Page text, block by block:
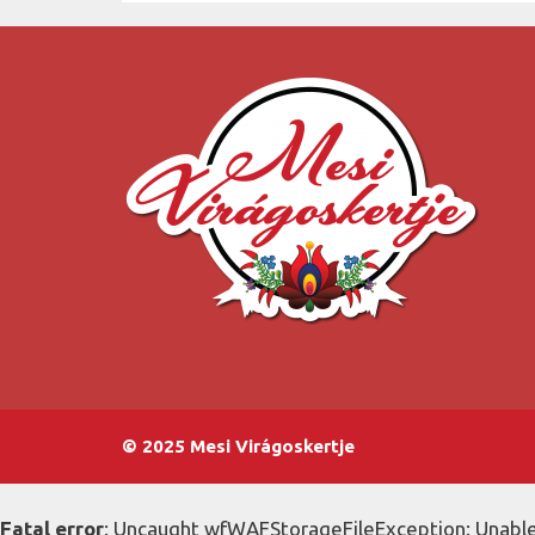
© 2025 Mesi Virágoskertje
Fatal error: Uncaught wfWAFStorageFileException: